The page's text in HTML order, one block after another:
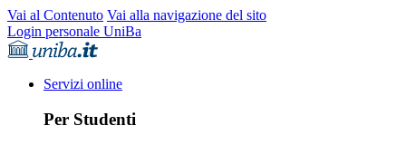
Vai al Contenuto Vai alla navigazione del sito
Login personale UniBa
Servizi online
Per Studenti